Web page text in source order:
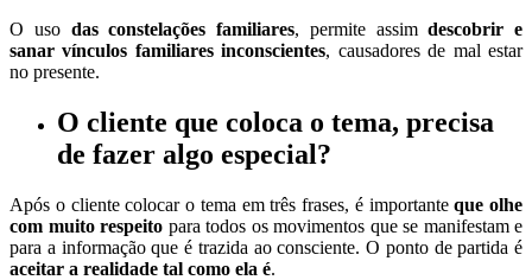
O uso das constelações familiares, permite assimdescobrir e
sanar vínculos familiares inconscientes, causadores de mal estar
no presente.
O cliente que coloca o tema, precisa
de fazer algo especial?
Após o cliente colocar o tema em três frases, é importanteque olhe
com muito respeito para todos os movimentos que se manifestam e
para a informação que é trazida ao consciente. O ponto de partida é
aceitar a realidade tal como ela é.